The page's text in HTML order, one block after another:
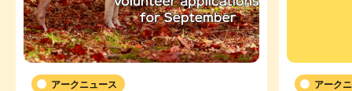
アークニュース アーク